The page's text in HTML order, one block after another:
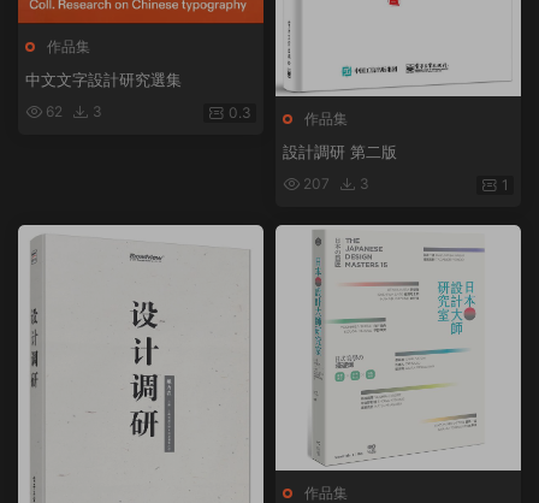
作品集
中文文字設計研究選集
62 3 0.3 作品集
設計調研 第二版
207 3 1
作品集